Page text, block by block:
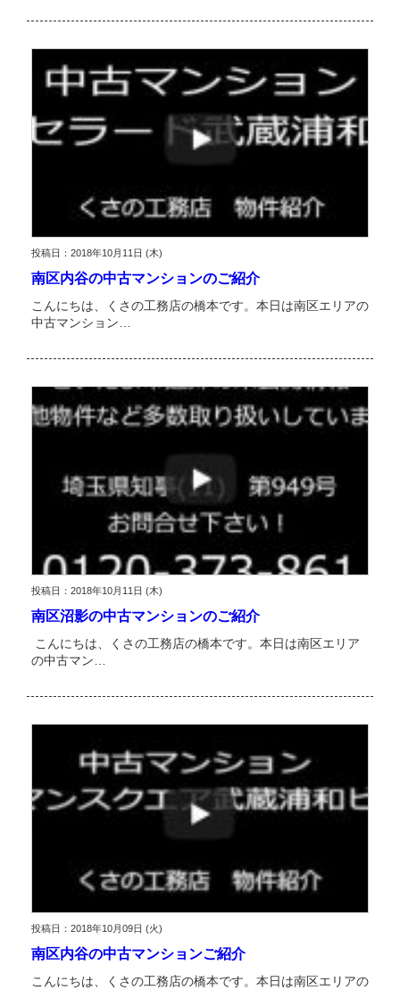
投稿日：2018年10月11日 (木)
南区内谷の中古マンションのご紹介
こんにちは、くさの工務店の橋本です。本日は南区エリアの
中古マンション…
投稿日：2018年10月11日 (木)
南区沼影の中古マンションのご紹介
こんにちは、くさの工務店の橋本です。本日は南区エリア
の中古マン…
投稿日：2018年10月09日 (火)
南区内谷の中古マンションご紹介
こんにちは、くさの工務店の橋本です。本日は南区エリアの